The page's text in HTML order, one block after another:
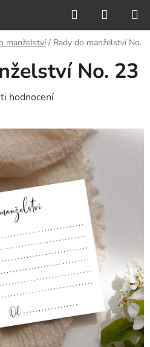
Hledat
KOŠÍK
manželství / Rady do manželství No.
No. 23
hodnocení